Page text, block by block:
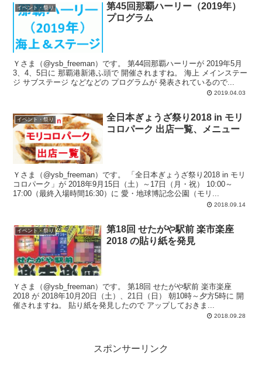
イベント・祭り
第45回那覇ハーリー（2019年）
プログラム
Ｙさま（@ysb_freeman）です。 第44回那覇ハーリーが 2019年5月
3、4、5日に 那覇港新港ふ頭で 開催されますね。 海上 メインステー
ジ サブステージ などなどの プログラムが 発表されているので...
2019.04.03
イベント・祭り
全日本ぎょうざ祭り2018 in モリ
コロパーク 出店一覧、メニュー
Ｙさま（@ysb_freeman）です。 「全日本ぎょうざ祭り2018 in モリ
コロパーク」が 2018年9月15日（土）～17日（月・祝） 10:00～
17:00（最終入場時間16:30）に 愛・地球博記念公園（モリ...
2018.09.14
イベント・祭り
第18回 せたがや駅前 楽市楽座
2018 の貼り紙を発見
Ｙさま（@ysb_freeman）です。 第18回 せたがや駅前 楽市楽座
2018 が 2018年10月20日（土）、21日（日） 朝10時～夕方5時に 開
催されますね。 貼り紙を発見したので アップしておきま...
2018.09.28
スポンサーリンク